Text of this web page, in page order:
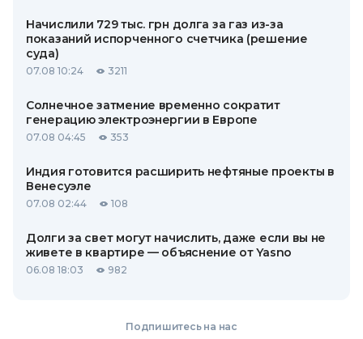
Начислили 729 тыс. грн долга за газ из-за
показаний испорченного счетчика (решение
суда)
07.08 10:24 3211
Солнечное затмение временно сократит
генерацию электроэнергии в Европе
07.08 04:45 353
Индия готовится расширить нефтяные проекты в
Венесуэле
07.08 02:44 108
Долги за свет могут начислить, даже если вы не
живете в квартире — объяснение от Yasno
06.08 18:03 982
Подпишитесь на нас